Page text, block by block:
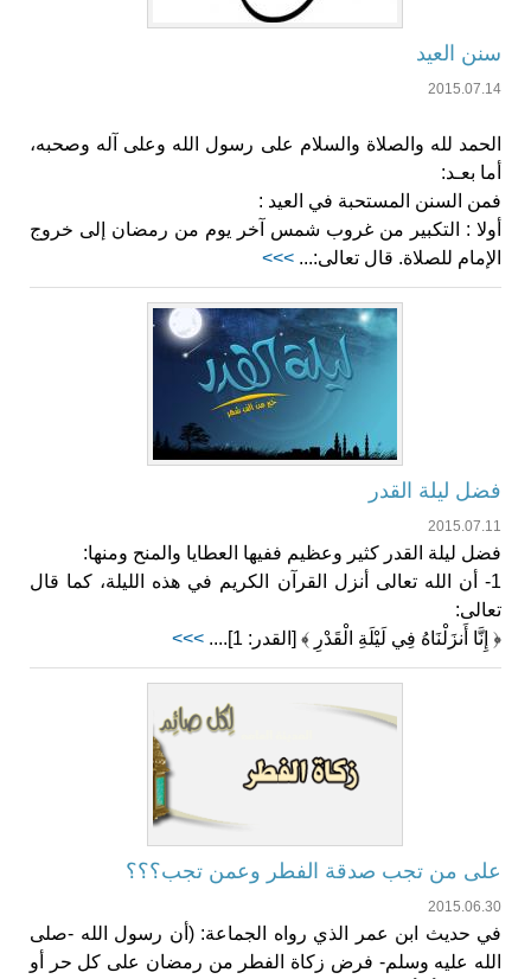
سنن العيد
2015.07.14
الحمد لله والصلاة والسلام على رسول الله وعلى آله وصحبه،
أما بعـد:
فمن السنن المستحبة في العيد :
أولا : التكبير من غروب شمس آخر يوم من رمضان إلى خروج
الإمام للصلاة. قال تعالى:... >>>
فضل ليلة القدر
2015.07.11
فضل ليلة القدر كثير وعظيم ففيها العطايا والمنح ومنها:
1- أن الله تعالى أنزل القرآن الكريم في هذه الليلة، كما قال
تعالى:
﴿ إِنَّا أَنزَلْنَاهُ فِي لَيْلَةِ الْقَدْرِ ﴾ [القدر: 1]....
>>>
على من تجب صدقة الفطر وعمن تجب؟؟؟
2015.06.30
في حديث ابن عمر الذي رواه الجماعة: (أن رسول الله -صلى
الله عليه وسلم- فرض زكاة الفطر من رمضان على كل حر أو